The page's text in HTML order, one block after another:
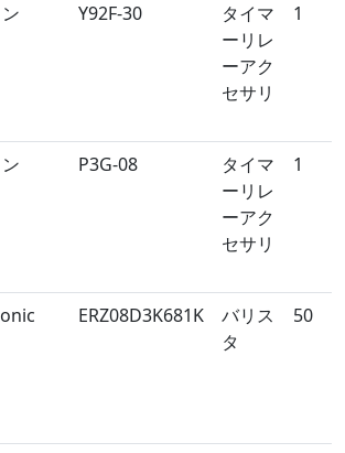
Y92F-30
タイマ
ーリレ
ーアク
セサリ
1
P3G-08
タイマ
ーリレ
ーアク
セサリ
1
ERZ08D3K681K
バリス
タ
50